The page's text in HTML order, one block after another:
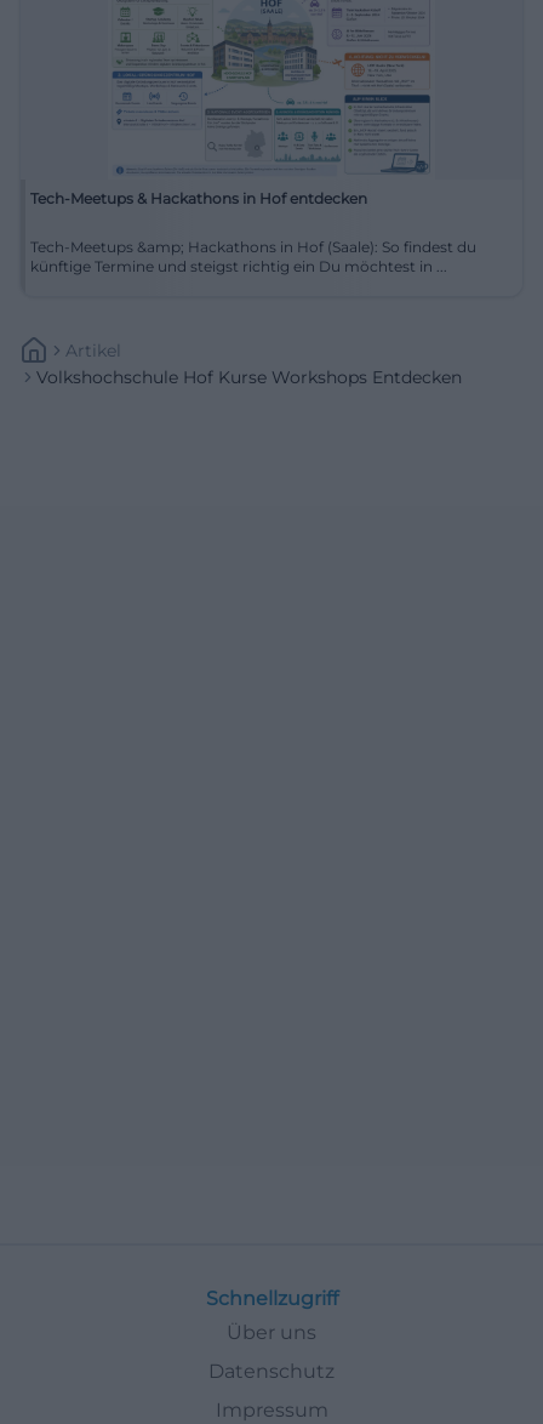
Tech-Meetups & Hackathons in Hof entdecken
Tech-Meetups &amp; Hackathons in Hof (Saale): So findest du
künftige Termine und steigst richtig ein Du möchtest in ...
Artikel
Volkshochschule Hof Kurse Workshops Entdecken
Schnellzugriff
Über uns
Datenschutz
Impressum